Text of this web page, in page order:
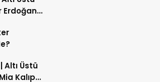
Erdoğan
Altı Üstü
Kalıp